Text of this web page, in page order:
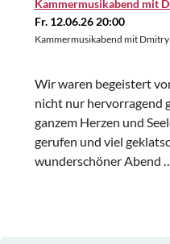
Kammermusikabend mit
Fr. 12.06.26 20:00
Kammermusikabend mit
Wir waren begeistert
nicht nur hervorragend
ganzem Herzen und
gerufen und viel
wunderschöner Abend